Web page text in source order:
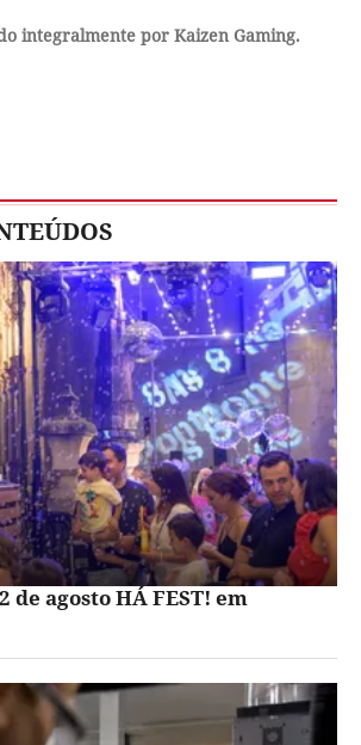
integralmente por Kaizen Gaming.
de agosto HÁ FEST! em